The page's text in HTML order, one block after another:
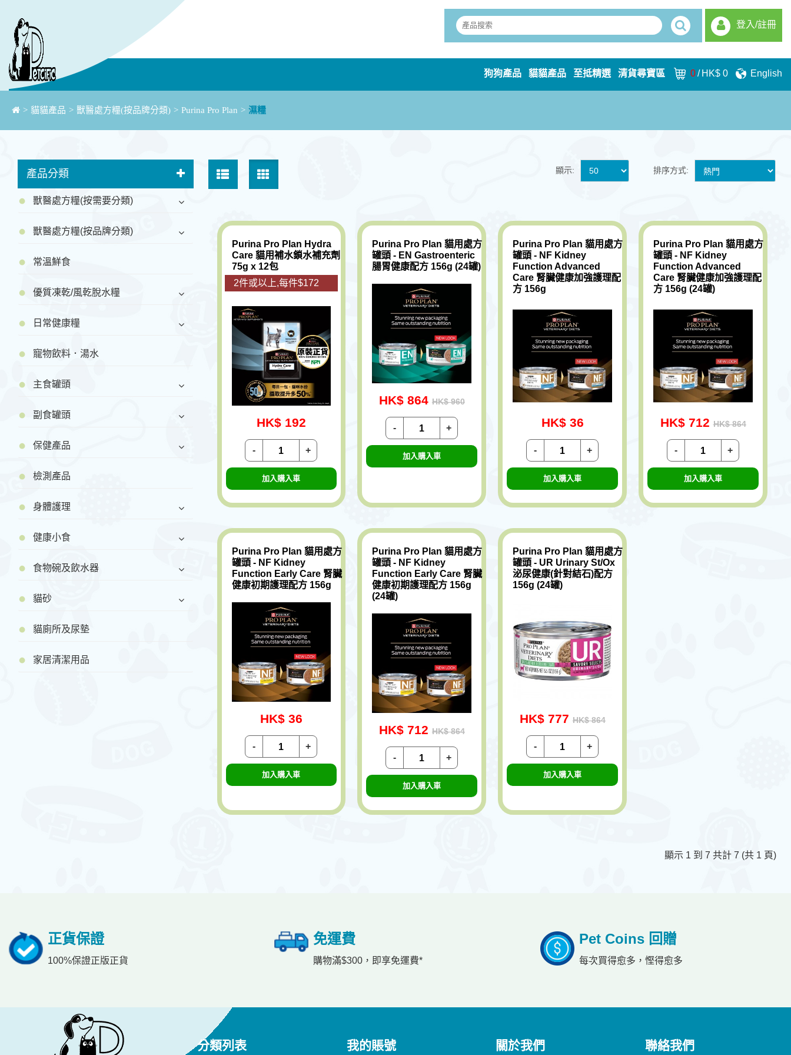
登入/註冊
狗狗產品 貓貓產品 至抵精選 清貨尋寶區 0/ HK$ 0 English
> 貓貓產品 > 獸醫處方糧(按品牌分類) > Purina Pro Plan > 濕糧
產品分類
獸醫處方糧(按需要分類)
獸醫處方糧(按品牌分類)
常溫鮮食
優質凍乾/風乾脫水糧
日常健康糧
寵物飲料．湯水
主食罐頭
副食罐頭
保健產品
檢測產品
身體護理
健康小食
食物碗及飲水器
貓砂
貓廁所及尿墊
家居清潔用品
排序方式:
顯示:
Purina Pro Plan Hydra
Care 貓用補水鎖水補充劑
75g x 12包
2件或以上,每件$172
HK$ 192
+
-
加入購入車
Purina Pro Plan 貓用處方
罐頭 - EN Gastroenteric
腸胃健康配方 156g (24罐)
HK$ 864 HK$ 960
+
-
加入購入車
Purina Pro Plan 貓用處方
罐頭 - NF Kidney
Function Advanced
Care 腎臟健康加強護理配
方 156g
HK$ 36
+
-
加入購入車
Purina Pro Plan 貓用處方
罐頭 - NF Kidney
Function Advanced
Care 腎臟健康加強護理配
方 156g (24罐)
HK$ 712 HK$ 864
+
-
加入購入車
Purina Pro Plan 貓用處方
罐頭 - NF Kidney
Function Early Care 腎臟
健康初期護理配方 156g
HK$ 36
+
-
加入購入車
Purina Pro Plan 貓用處方
罐頭 - NF Kidney
Function Early Care 腎臟
健康初期護理配方 156g
(24罐)
HK$ 712 HK$ 864
+
-
加入購入車
Purina Pro Plan 貓用處方
罐頭 - UR Urinary St/Ox
泌尿健康(針對結石)配方
156g (24罐)
HK$ 777 HK$ 864
+
-
加入購入車
顯示 1 到 7 共計 7 (共 1 頁)
正貨保證
100%保證正版正貨
免運費
購物滿$300，即享免運費*
Pet Coins 回贈
每次買得愈多，慳得愈多
分類列表 我的賬號 關於我們 聯絡我們